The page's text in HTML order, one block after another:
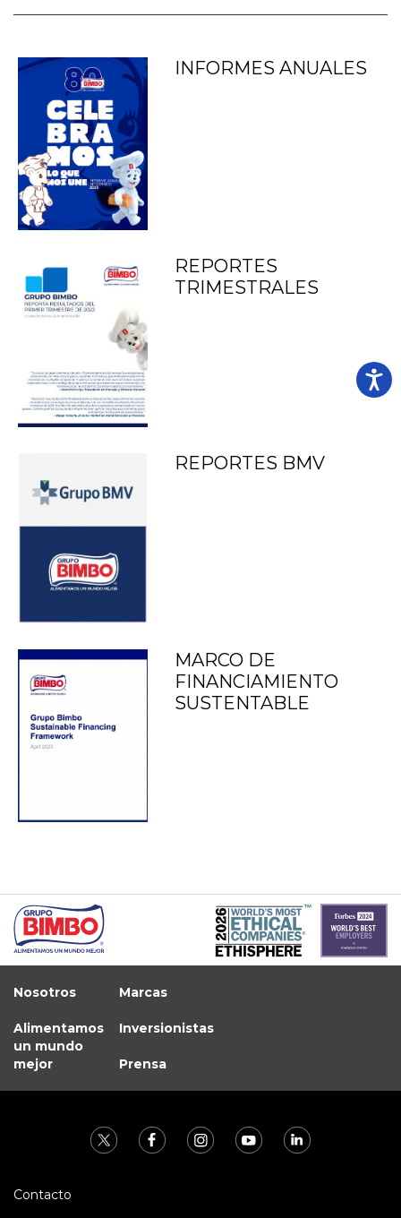
INFORMES ANUALES
REPORTES
TRIMESTRALES
REPORTES BMV
MARCO DE
FINANCIAMIENTO
SUSTENTABLE
Nosotros
Alimentamos
un mundo
mejor
Marcas
Inversionistas
Prensa
Contacto